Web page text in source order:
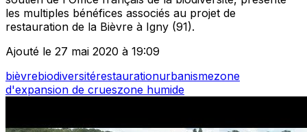
les multiples bénéfices associés au projet de
restauration de la Bièvre à Igny (91).
Ajouté le 27 mai 2020 à 19:09
bièvrebiodiversitérestaurationurbanismezone
d'expansion de crueszone humide